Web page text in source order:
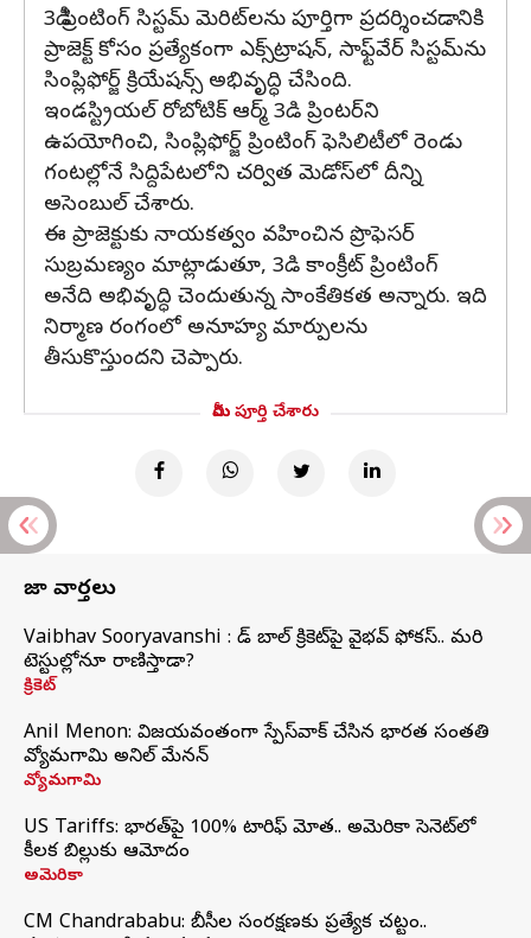
3డీ ప్రింటింగ్ సిస్టమ్ మెరిట్‌లను పూర్తిగా ప్రదర్శించడానికి
ప్రాజెక్ట్ కోసం ప్రత్యేకంగా ఎక్స్‌ట్రాషన్, సాఫ్ట్‌వేర్ సిస్టమ్‌ను
సింప్లిఫోర్జ్ క్రియేషన్స్ అభివృద్ధి చేసింది.
ఇండస్ట్రియల్ రోబోటిక్ ఆర్మ్ 3డి ప్రింటర్‌ని
ఉపయోగించి, సింప్లిఫోర్జ్ ప్రింటింగ్ ఫెసిలిటీలో రెండు
గంటల్లోనే సిద్దిపేటలోని చర్విత మెడోస్‌లో దీన్ని
అసెంబుల్ చేశారు.
ఈ ప్రాజెక్టుకు నాయకత్వం వహించిన ప్రొఫెసర్
సుబ్రమణ్యం మాట్లాడుతూ, 3డి కాంక్రీట్ ప్రింటింగ్
అనేది అభివృద్ధి చెందుతున్న సాంకేతికత అన్నారు. ఇది
నిర్మాణ రంగంలో అనూహ్య మార్పులను
తీసుకొస్తుందని చెప్పారు.
మీరు పూర్తి చేశారు
తాజా వార్తలు
Vaibhav Sooryavanshi : రెడ్ బాల్ క్రికెట్‌పై వైభవ్ ఫోకస్.. మరి
టెస్టుల్లోనూ రాణిస్తాడా?
క్రికెట్
Anil Menon: విజయవంతంగా స్పేస్‌వాక్‌ చేసిన భారత సంతతి
వ్యోమగామి అనిల్‌ మేనన్
వ్యోమగామి
US Tariffs: భారత్‌పై 100% టారిఫ్‌ మోత.. అమెరికా సెనెట్‌లో
కీలక బిల్లుకు ఆమోదం
అమెరికా
CM Chandrababu: బీసీల సంరక్షణకు ప్రత్యేక చట్టం..